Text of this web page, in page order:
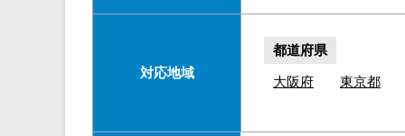
対応地域
都道府県
大阪府 東京都